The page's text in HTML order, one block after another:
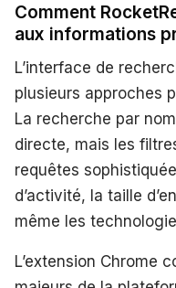
Comment
aux informations
L’interface de
plusieurs approches
La recherche par
directe, mais les
requêtes
d’activité, la taille
même les
L’extension Chrome